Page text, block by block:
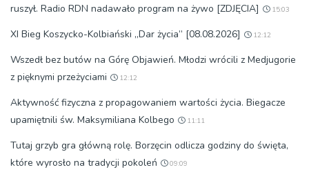
ruszył. Radio RDN nadawało program na żywo [ZDJĘCIA]
15:03
XI Bieg Koszycko-Kolbiański „Dar życia” [08.08.2026] 12:12
Wszedł bez butów na Górę Objawień. Młodzi wrócili z Medjugorie
z pięknymi przeżyciami
12:12
Aktywność fizyczna z propagowaniem wartości życia. Biegacze
upamiętnili św. Maksymiliana Kolbego
11:11
Tutaj grzyb gra główną rolę. Borzęcin odlicza godziny do święta,
które wyrosło na tradycji pokoleń
09:09